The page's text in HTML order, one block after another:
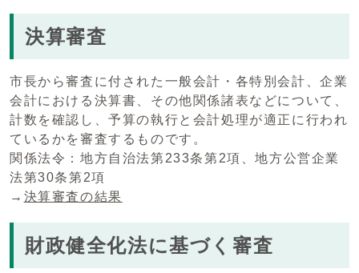
決算審査
市長から審査に付された一般会計・各特別会計、企業
会計における決算書、その他関係諸表などについて、
計数を確認し、予算の執行と会計処理が適正に行われ
ているかを審査するものです。
関係法令：地方自治法第233条第2項、地方公営企業
法第30条第2項
→ 決算審査の結果
財政健全化法に基づく審査